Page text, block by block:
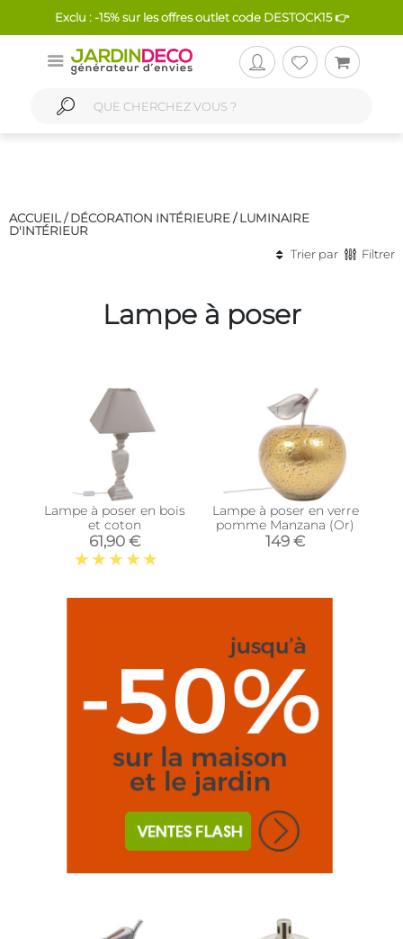
Exclu : -15% sur les offres outlet code DESTOCK15 👉
ACCUEIL / DÉCORATION INTÉRIEURE/LUMINAIRE
D'INTÉRIEUR
Trier par
Filtrer
Lampe à poser
Lampe à poser en bois
et coton
61,90 €
Lampe à poser en verre
pomme Manzana (Or)
149 €